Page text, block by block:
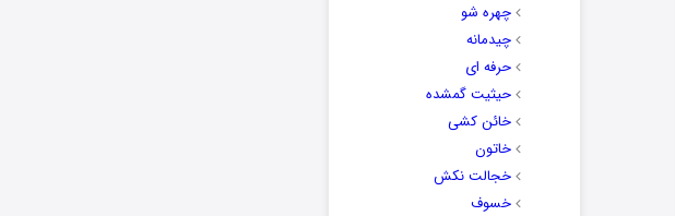
چهره شو
چیدمانه
حرفه ای
حیثیت گمشده
خائن کشی
خاتون
خجالت نکش
خسوف